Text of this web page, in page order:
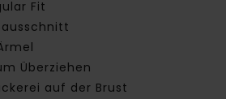
Fit
Überziehen
auf der Brust